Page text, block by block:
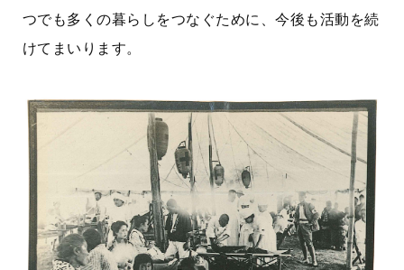
つでも多くの暮らしをつなぐために、今後も活動を続
けてまいります。